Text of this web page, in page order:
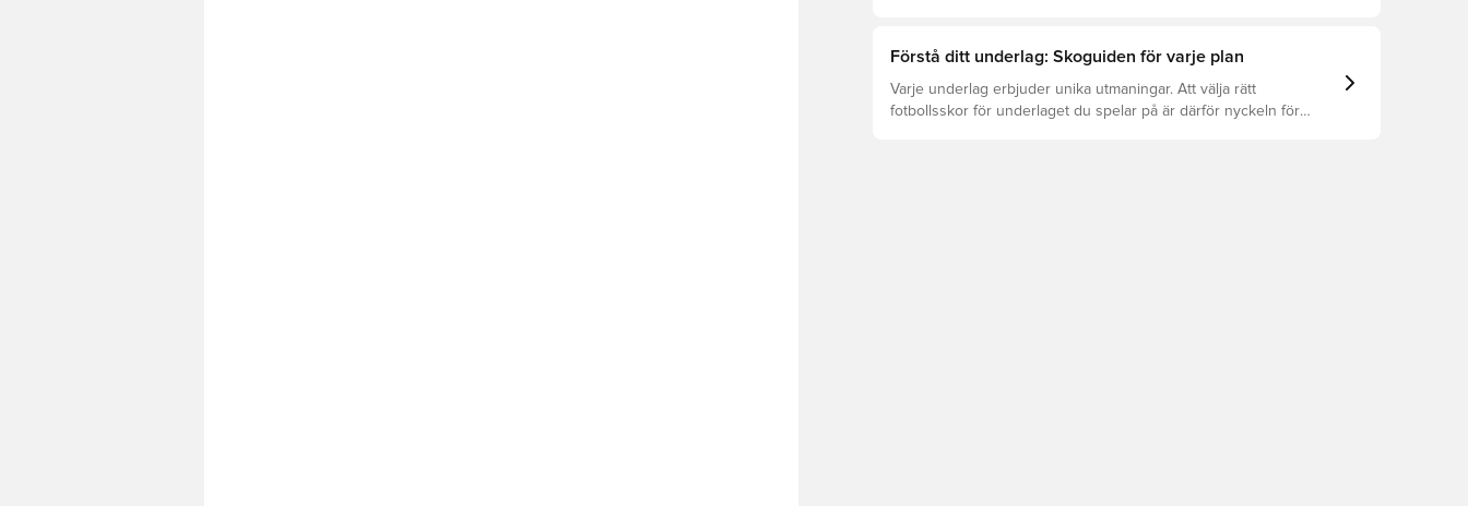
Förstå ditt underlag: Skoguiden för varje plan
Varje underlag erbjuder unika utmaningar. Att välja rätt
fotbollsskor för underlaget du spelar på är därför nyckeln för